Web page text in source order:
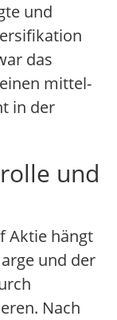
und
das
mittel-
in der
und
Aktie hängt
und der
Nach